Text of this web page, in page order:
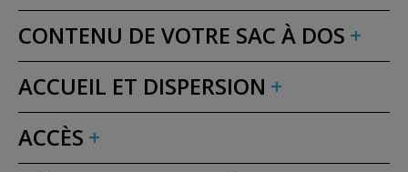
CONTENU DE VOTRE SAC À DOS
ACCUEIL ET DISPERSION
ACCÈS